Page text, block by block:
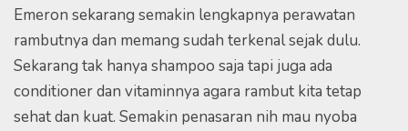
Emeron sekarang semakin lengkapnya perawatan
rambutnya dan memang sudah terkenal sejak dulu.
Sekarang tak hanya shampoo saja tapi juga ada
conditioner dan vitaminnya agara rambut kita tetap
sehat dan kuat. Semakin penasaran nih mau nyoba